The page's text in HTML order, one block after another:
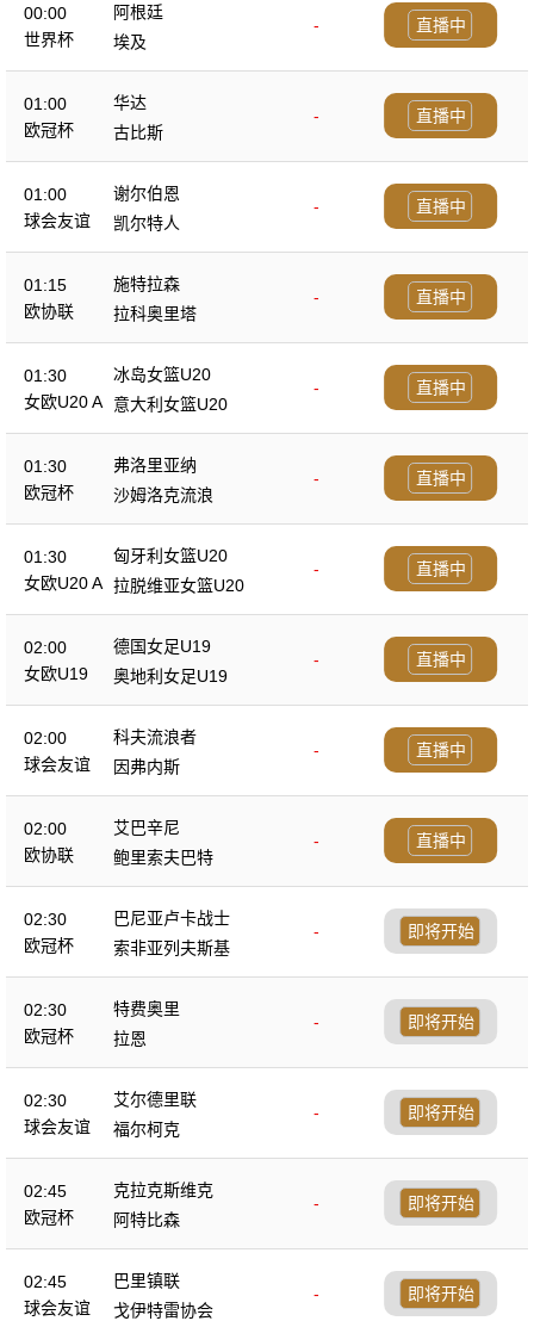
00:00
世界杯
阿根廷
-
埃及
直播中
01:00
欧冠杯
华达
-
古比斯
直播中
01:00
球会友谊
谢尔伯恩
-
凯尔特人
直播中
01:15
欧协联
施特拉森
-
拉科奥里塔
直播中
01:30
女欧U20 A
冰岛女篮U20
-
意大利女篮U20
直播中
01:30
欧冠杯
弗洛里亚纳
-
沙姆洛克流浪
直播中
01:30
女欧U20 A
匈牙利女篮U20
-
拉脱维亚女篮U20
直播中
02:00
女欧U19
德国女足U19
-
奥地利女足U19
直播中
02:00
球会友谊
科夫流浪者
-
因弗内斯
直播中
02:00
欧协联
艾巴辛尼
-
鲍里索夫巴特
直播中
02:30
欧冠杯
巴尼亚卢卡战士
-
索非亚列夫斯基
即将开始
02:30
欧冠杯
特费奥里
-
拉恩
即将开始
02:30
球会友谊
艾尔德里联
-
福尔柯克
即将开始
02:45
欧冠杯
克拉克斯维克
-
阿特比森
即将开始
02:45
球会友谊
巴里镇联
-
戈伊特雷协会
即将开始